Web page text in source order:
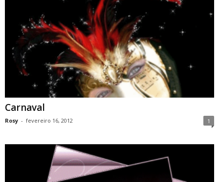
Carnaval
Rosy - fevereiro 16, 2012 1